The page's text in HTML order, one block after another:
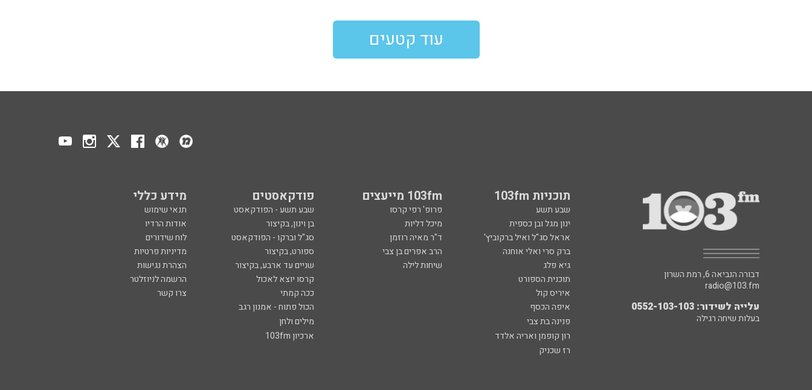
עוד קטעים
תוכניות 103fm 103fm מייעצים פודקאסטים מידע כללי
שבע תשע פרופ' רפי קרסו שבע תשע - הפודקאסט
תנאי שימוש
ינון מגל ובן כספית
מיכל דליות בן וינון, בקיצור
אודות הרדיו
אראל סג"ל ואיל ברקוביץ'
ד"ר מאיה רוזמן סג"ל וברקו - הפודקאסט
לוח שידורים
ברק סרי ואלי אוחנה
הרב אפרים בן צבי ספורט, בקיצור
מדיניות פרטיות
גיא פלג
שיחות לילה שניים עד ארבע, בקיצור
הצהרת נגישות
תוכנית הספורט
קרסו יוצא לאכול
הרשמה לניוזלטר
איריס קול
ככה קמתי
צרו קשר
איפה הכסף
הכול פתוח - אמנון רגב
פנינה בת צבי
מילים ולחן
רון קופמן ואריה אלדד
ארכיון 103fm
רז שכניק
דבורה הנביאה 6, רמת השרון
radio@103.fm
עלייה לשידור: 0552-103-103
בעלות שיחה רגילה